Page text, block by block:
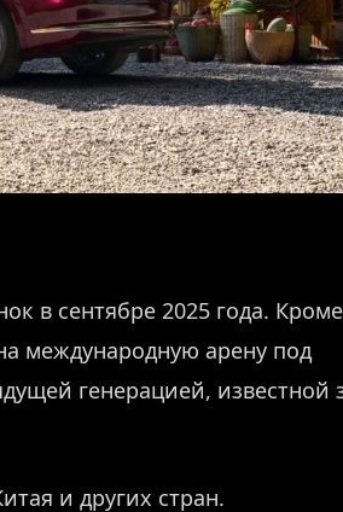
в сентябре 2025 года. Кроме
международную арену под
генерацией, известной
и других стран.